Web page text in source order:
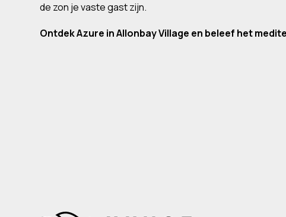
de zon je vaste gast zijn.
Ontdek Azure in Allonbay Village en beleef het